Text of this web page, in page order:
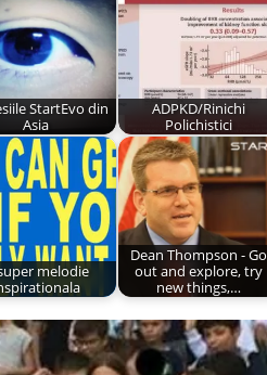
StartEvo din
Asia
ADPKD/Rinichi
Polichistici
melodie
Dean Thompson - Go
out and explore, try
new things,…